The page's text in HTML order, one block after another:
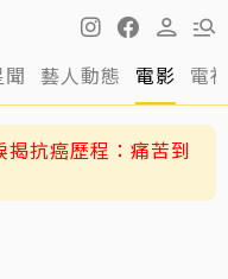
藝人動態 電影 電
抗癌歷程：痛苦到